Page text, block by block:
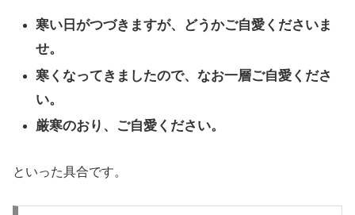
寒い日がつづきますが、どうかご自愛くださいま
せ。
寒くなってきましたので、なお一層ご自愛くださ
い。
厳寒のおり、ご自愛ください。
といった具合です。